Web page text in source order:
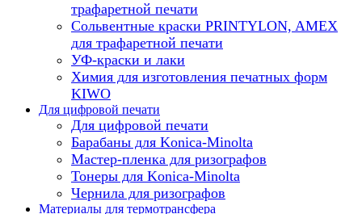
трафаретной печати
Сольвентные краски PRINTYLON, AMEX
для трафаретной печати
УФ-краски и лаки
Химия для изготовления печатных форм
KIWO
Для цифровой печати
Для цифровой печати
Барабаны для Konica-Minolta
Мастер-пленка для ризографов
Тонеры для Konica-Minolta
Чернила для ризографов
Материалы для термотрансфера